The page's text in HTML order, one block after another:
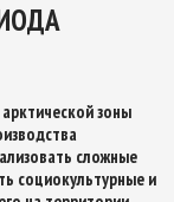
зоны
сложные
социокультурные и